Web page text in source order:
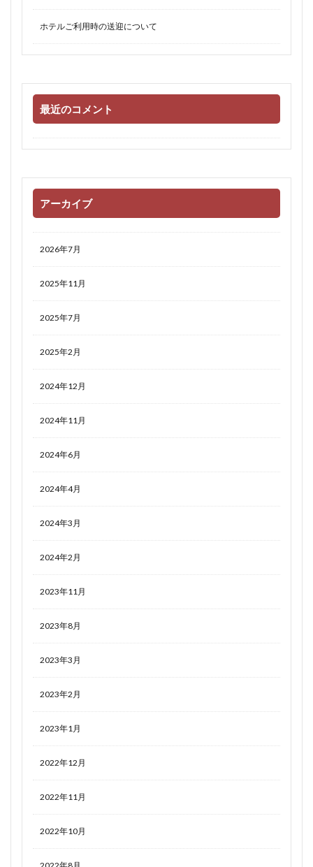
ホテルご利用時の送迎について
最近のコメント
アーカイブ
2026年7月
2025年11月
2025年7月
2025年2月
2024年12月
2024年11月
2024年6月
2024年4月
2024年3月
2024年2月
2023年11月
2023年8月
2023年3月
2023年2月
2023年1月
2022年12月
2022年11月
2022年10月